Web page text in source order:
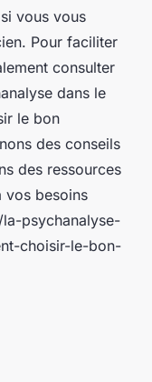
vous vous
Pour faciliter
consulter
dans le
le bon
des conseils
des ressources
vos besoins
psychanalyse-
choisir-le-bon-